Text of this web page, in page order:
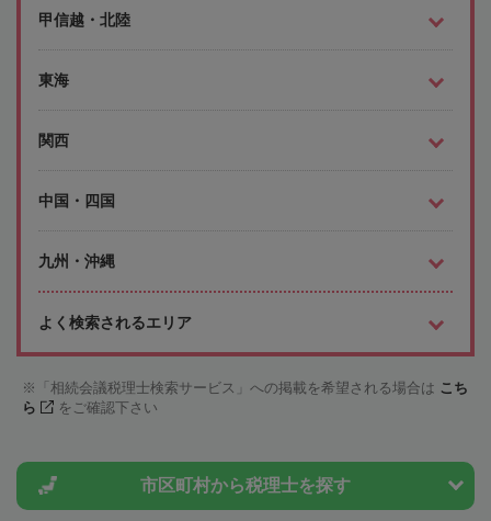
甲信越・北陸
東海
関西
中国・四国
九州・沖縄
よく検索されるエリア
「相続会議税理士検索サービス」への掲載を希望される場合は こち
ら
をご確認下さい
市区町村から税理士を探す